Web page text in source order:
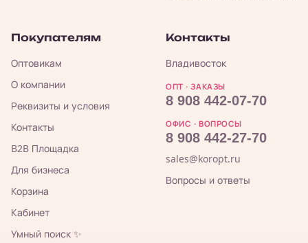
Покупателям
Оптовикам
О компании
Реквизиты и условия
Контакты
B2B Площадка
Для бизнеса
Корзина
Кабинет
Умный поиск ✨
Контакты
Владивосток
ОПТ · ЗАКАЗЫ
8 908 442-07-70
ОФИС · ВОПРОСЫ
8 908 442-27-70
sales@koropt.ru
Вопросы и ответы